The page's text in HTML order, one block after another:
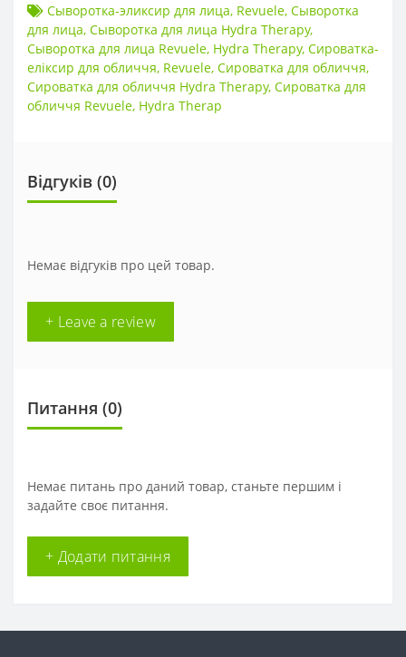
Сыворотка-эликсир для лица, Revuele, Сыворотка
для лица, Сыворотка для лица Hydra Therapy,
Сыворотка для лица Revuele, Hydra Therapy, Сироватка-
еліксир для обличчя, Revuele, Сироватка для обличчя,
Сироватка для обличчя Hydra Therapy, Сироватка для
обличчя Revuele, Hydra Therap
Відгуків (0)
Немає відгуків про цей товар.
+ Leave a review
Питання (0)
Немає питань про даний товар, станьте першим і
задайте своє питання.
+ Додати питання